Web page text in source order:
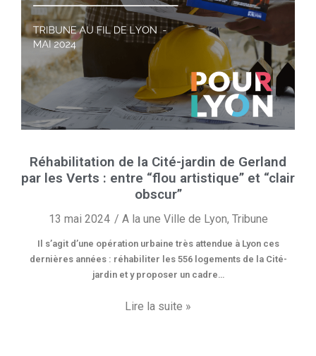
Réhabilitation de la Cité-jardin de Gerland
par les Verts : entre “flou artistique” et “clair
obscur”
13 mai 2024 A la une Ville de Lyon, Tribune
Il s’agit d’une opération urbaine très attendue à Lyon ces
dernières années : réhabiliter les 556 logements de la Cité-
jardin et y proposer un cadre…
Lire la suite »